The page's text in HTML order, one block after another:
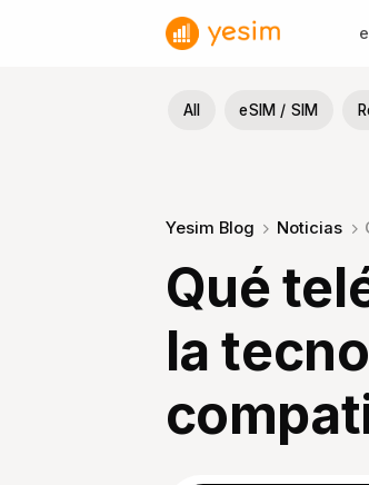
All eSIM / SIM
Yesim Blog Noticias
Qué
la